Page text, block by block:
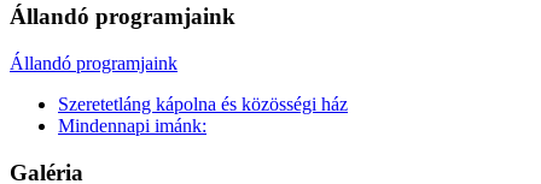
Állandó programjaink
Állandó programjaink
Szeretetláng kápolna és közösségi ház
Mindennapi imánk:
Galéria